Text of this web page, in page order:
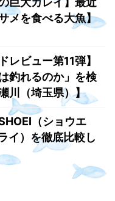
メを食べる大魚】
レビュー第11弾】
釣れるのか」を検
川（埼玉県）】
（ショウエ
イ）を徹底比較し